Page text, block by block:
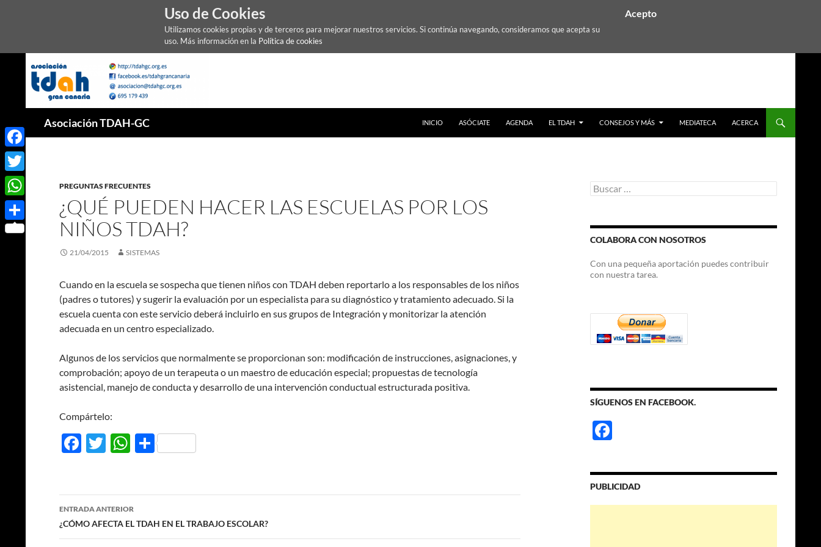
Uso de Cookies
Utilizamos cookies propias y de terceros para mejorar nuestros servicios. Si continúa navegando, consideramos que acepta su
uso. Más información en la Política de cookies
Acepto
contenido
Asociación TDAH-GC INICIO ASÓCIATE AGENDA EL TDAH CONSEJOS Y MÁS MEDIATECA ACERCA
PREGUNTAS FRECUENTES
¿QUÉ PUEDEN HACER LAS ESCUELAS POR LOS
NIÑOS TDAH?
21/04/2015 SISTEMAS
Cuando en la escuela se sospecha que tienen niños con TDAH deben reportarlo a los responsables de los niños
(padres o tutores) y sugerir la evaluación por un especialista para su diagnóstico y tratamiento adecuado. Si la
escuela cuenta con este servicio deberá incluirlo en sus grupos de Integración y monitorizar la atención
adecuada en un centro especializado.
Algunos de los servicios que normalmente se proporcionan son: modificación de instrucciones, asignaciones, y
comprobación; apoyo de un terapeuta o un maestro de educación especial; propuestas de tecnología
asistencial, manejo de conducta y desarrollo de una intervención conductual estructurada positiva.
Compártelo:
F
b
o
o
T
er
W
s
A
p
C
p
ar
ti
Navegación
de
ENTRADA ANTERIOR
¿CÓMO AFECTA EL TDAH EN EL TRABAJO ESCOLAR?
Buscar:
COLABORA CON NOSOTROS
Con una pequeña aportación puedes contribuir
con nuestra tarea.
SÍGUENOS EN FACEBOOK.
e
b
o
PUBLICIDAD
Facebook
Twitter
WhatsApp
Compartir